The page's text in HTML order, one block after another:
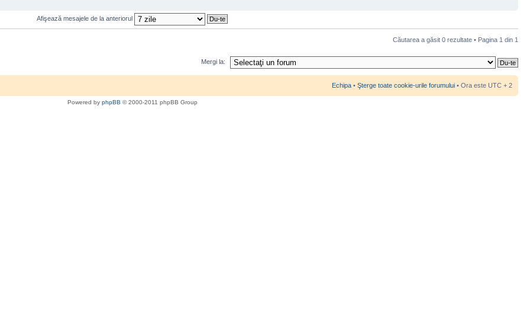
Afişează mesajele de la anteriorul
Căutarea a găsit 0 rezultate • Pagina 1 din 1
Mergi la:
Echipa • Şterge toate cookie-urile forumului • Ora este UTC + 2
Powered by phpBB © 2000-2011 phpBB Group